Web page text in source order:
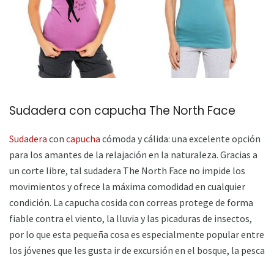
Sudadera con capucha The North Face
Sudadera con capucha cómoda y cálida: una excelente opción
para los amantes de la relajación en la naturaleza. Gracias a
un corte libre, tal sudadera The North Face no impide los
movimientos y ofrece la máxima comodidad en cualquier
condición. La capucha cosida con correas protege de forma
fiable contra el viento, la lluvia y las picaduras de insectos,
por lo que esta pequeña cosa es especialmente popular entre
los jóvenes que les gusta ir de excursión en el bosque, la pesca